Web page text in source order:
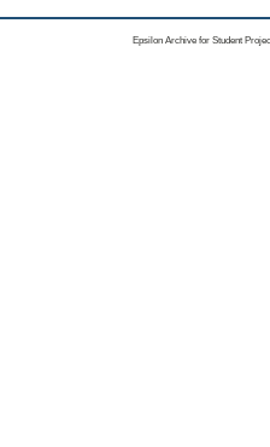
Epsilon Archive for Student